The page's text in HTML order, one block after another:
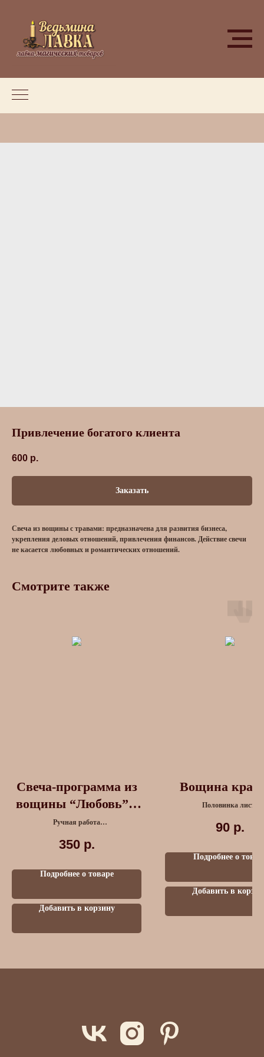
Привлечение богатого клиента
600 р.
Заказать
Свеча из вощины с травами: предназначена для развития бизнеса,
укрепления деловых отношений, привлечения финансов. Действие свечи
не касается любовных и романтических отношений.
Смотрите также
Свеча-программа из
вощины “Любовь” с
травами красная
Ручная работа
350 р.
Подробнее о товаре
Добавить в корзину
Вощина
Половинка листа
90 р.
Подробнее о
Добавить в